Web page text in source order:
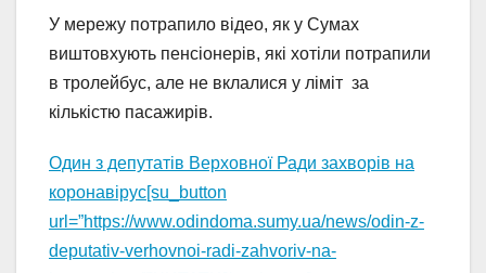
У мережу потрапило відео, як у Сумах
виштовхують пенсіонерів, які хотіли потрапили
в тролейбус, але не вклалися у ліміт за
кількістю пасажирів.
Один з депутатів Верховної Ради захворів на
коронавірус[su_button
url=”https://www.odindoma.sumy.ua/news/odin-z-
deputativ-verhovnoi-radi-zahvoriv-na-